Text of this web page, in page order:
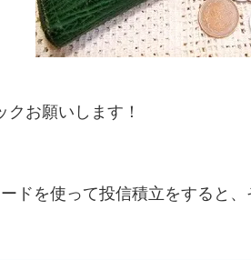
クお願いします！
ドを使って投信積立をすると